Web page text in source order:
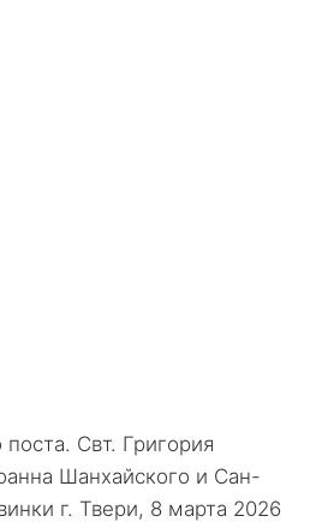
Свт. Григория
Шанхайского и Сан-
г. Твери, 8 марта 2026